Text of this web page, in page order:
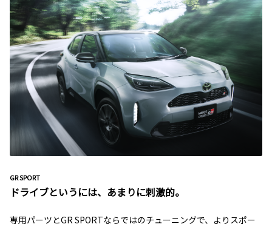
GR SPORT
ドライブというには、あまりに刺激的。
専用パーツとGR SPORTならではのチューニングで、よりスポー